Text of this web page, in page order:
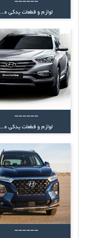
------
لوازم و قطعات یدکی ه...
------
لوازم و قطعات یدکی ه...
------